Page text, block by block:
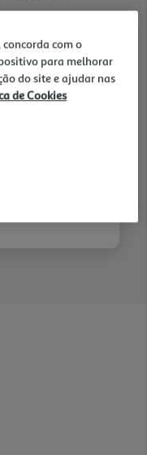
concorda com o
para melhorar
do site e ajudar nas
de Cookies